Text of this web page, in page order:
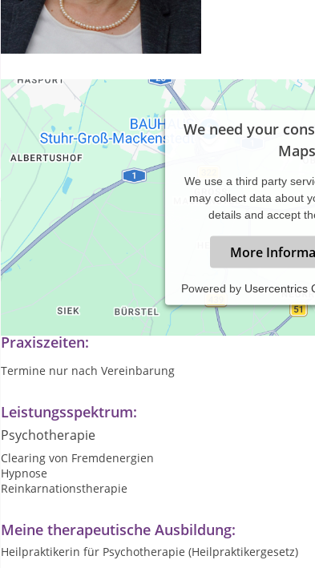
We need your
We use a third party
may collect data about
details and accept
More
Powered by Usercentrics
Transpersonale Regressionstherapie /
Praxiszeiten:
Termine nur nach Vereinbarung
Leistungsspektrum:
Psychotherapie
Clearing von Fremdenergien
Hypnose
Reinkarnationstherapie
Meine therapeutische Ausbildung:
Heilpraktikerin für Psychotherapie (Heilpraktikergesetz)